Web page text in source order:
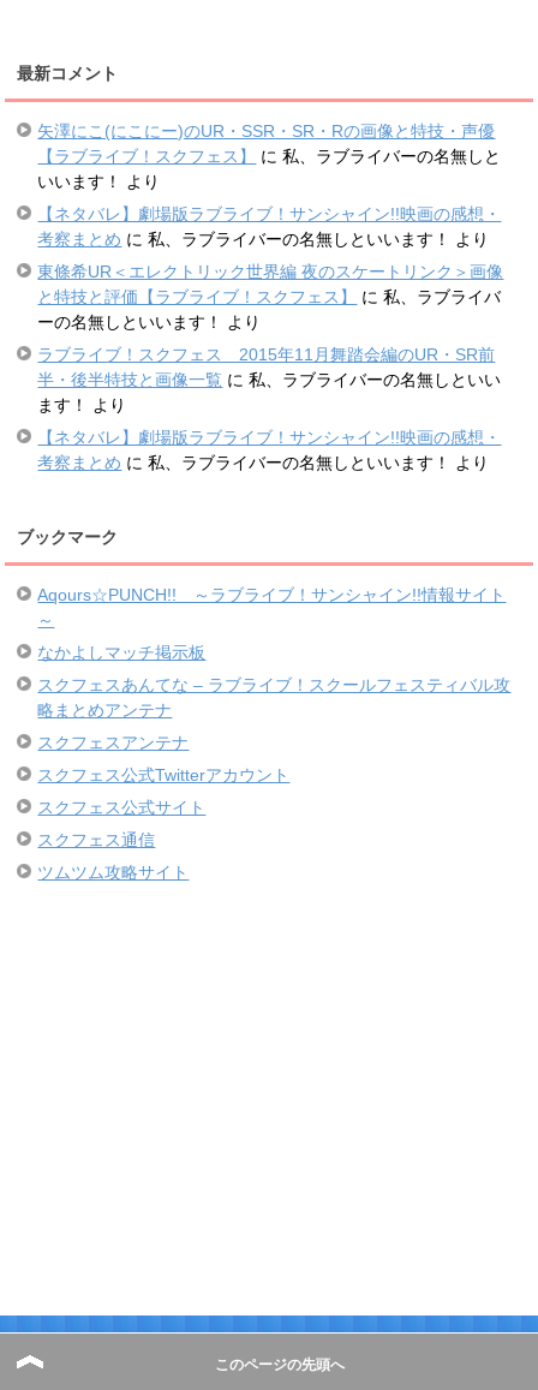
最新コメント
矢澤にこ(にこにー)のUR・SSR・SR・Rの画像と特技・声優
【ラブライブ！スクフェス】
に私、ラブライバーの名無しと
いいます！
より
【ネタバレ】劇場版ラブライブ！サンシャイン!!映画の感想・
考察まとめ に私、ラブライバーの名無しといいます！
より
東條希UR＜エレクトリック世界編 夜のスケートリンク＞画像
と特技と評価【ラブライブ！スクフェス】
に私、ラブライバ
ーの名無しといいます！
より
ラブライブ！スクフェス 2015年11月舞踏会編のUR・SR前
半・後半特技と画像一覧 に私、ラブライバーの名無しといい
ます！
より
【ネタバレ】劇場版ラブライブ！サンシャイン!!映画の感想・
考察まとめ に私、ラブライバーの名無しといいます！ より
ブックマーク
Aqours☆PUNCH!! ～ラブライブ！サンシャイン!!情報サイト
～
なかよしマッチ掲示板
スクフェスあんてな – ラブライブ！スクールフェスティバル攻
略まとめアンテナ
スクフェスアンテナ
スクフェス公式Twitterアカウント
スクフェス公式サイト
スクフェス通信
ツムツム攻略サイト
アドレス
このページの先頭へ